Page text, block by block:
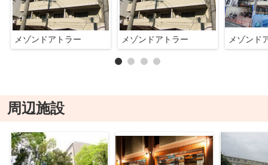
メゾンドアトラー メゾンドアトラー メゾンド
周辺施設